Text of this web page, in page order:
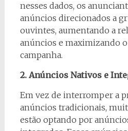
nesses dados, os
anúncios direcionados a
ouvintes, aumentando a
anúncios e maximizando
campanha.
2. Anúncios Nativos e
Em vez de interromper a
anúncios tradicionais,
estão optando por